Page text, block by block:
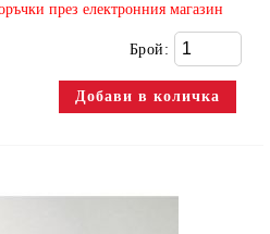
през електронния магазин
Брой: